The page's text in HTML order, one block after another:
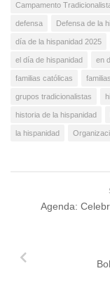
Campamento
defensa Defensa de la
día de la hispanidad 2025
el día de hispanidad en
familias católicas
grupos tradicionalistas
historia de la hispanidad
la hispanidad
Agenda: